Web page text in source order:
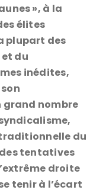
», à la
élites
plupart des
du
inédites,
grand nombre
du
tentatives
droite
tenir à l’écart